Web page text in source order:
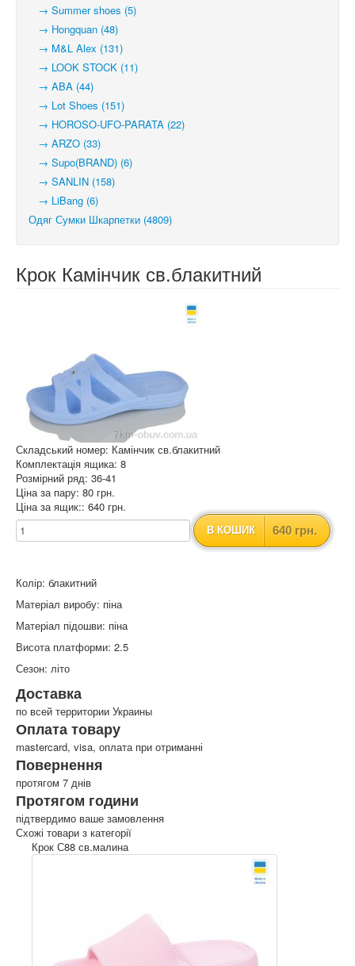
→ Summer shoes (5)
→ Hongquan (48)
→ M&L Alex (131)
→ LOOK STOCK (11)
→ ABA (44)
→ Lot Shoes (151)
→ HOROSO-UFO-PARATA (22)
→ ARZO (33)
→ Supo(BRAND) (6)
→ SANLIN (158)
→ LiBang (6)
Одяг Сумки Шкарпетки (4809)
Крок Камінчик св.блакитний
Складський номер: Камінчик св.блакитний
Комплектація ящика: 8
Розмірний ряд: 36-41
Ціна за пару: 80 грн.
Ціна за ящик:: 640 грн.
В КОШИК 640 грн.
Колір: блакитний
Матеріал виробу: піна
Матеріал підошви: піна
Висота платформи: 2.5
Сезон: літо
Доставка
по всей территории Украины
Оплата товару
mastercard, visa, оплата при отриманні
Повернення
протягом 7 днів
Протягом години
підтвердимо ваше замовлення
Схожі товари з категорії
Крок С88 св.малина